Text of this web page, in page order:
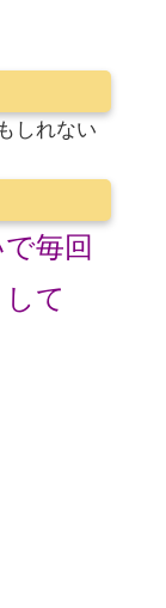
しれない
毎回
て